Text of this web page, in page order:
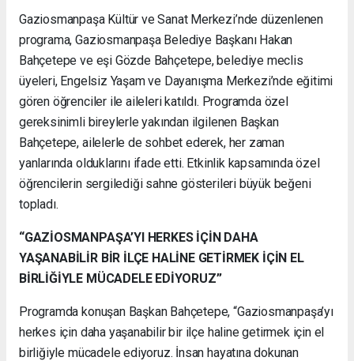
Gaziosmanpaşa Kültür ve Sanat Merkezi’nde düzenlenen
programa, Gaziosmanpaşa Belediye Başkanı Hakan
Bahçetepe ve eşi Gözde Bahçetepe, belediye meclis
üyeleri, Engelsiz Yaşam ve Dayanışma Merkezi’nde eğitimi
gören öğrenciler ile aileleri katıldı. Programda özel
gereksinimli bireylerle yakından ilgilenen Başkan
Bahçetepe, ailelerle de sohbet ederek, her zaman
yanlarında olduklarını ifade etti. Etkinlik kapsamında özel
öğrencilerin sergilediği sahne gösterileri büyük beğeni
topladı.
“GAZİOSMANPAŞA’YI HERKES İÇİN DAHA
YAŞANABİLİR BİR İLÇE HALİNE GETİRMEK İÇİN EL
BİRLİĞİYLE MÜCADELE EDİYORUZ”
Programda konuşan Başkan Bahçetepe, “Gaziosmanpaşa’yı
herkes için daha yaşanabilir bir ilçe haline getirmek için el
birliğiyle mücadele ediyoruz. İnsan hayatına dokunan